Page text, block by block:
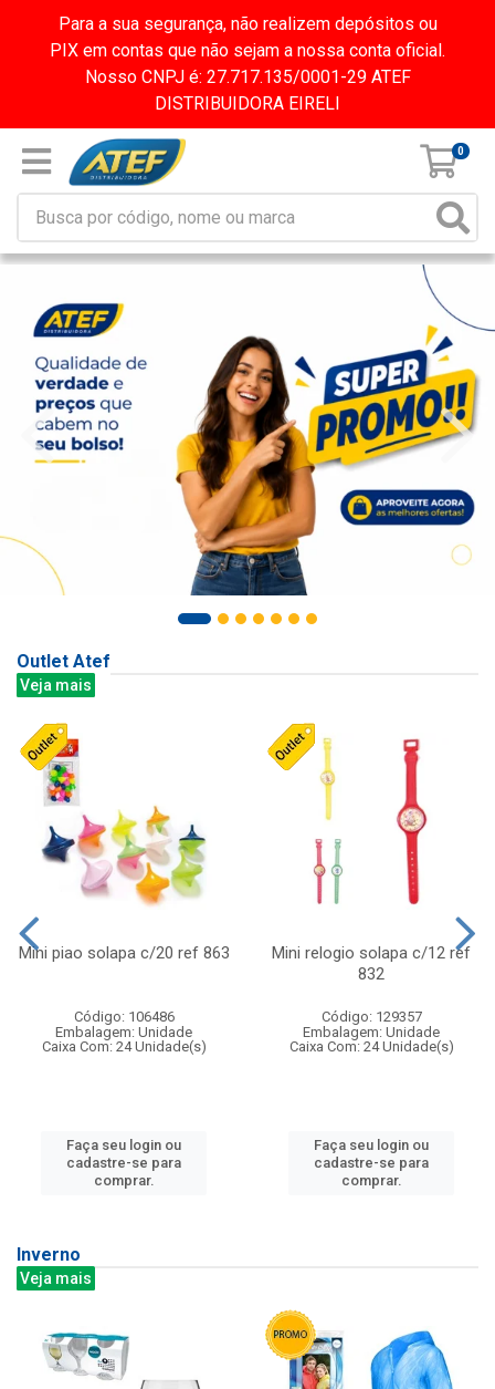
Para a sua segurança, não realizem depósitos ou
PIX em contas que não sejam a nossa conta oficial.
Nosso CNPJ é: 27.717.135/0001-29 ATEF
DISTRIBUIDORA EIRELI
0
Outlet Atef
Veja mais
Mini piao solapa c/20 ref 863
Código: 106486
Embalagem: Unidade
Caixa Com: 24 Unidade(s)
Faça seu login ou
cadastre-se para
comprar.
Mini relogio solapa c/12 ref
832
Código: 129357
Embalagem: Unidade
Caixa Com: 24 Unidade(s)
Faça seu login ou
cadastre-se para
comprar.
Inverno
Veja mais